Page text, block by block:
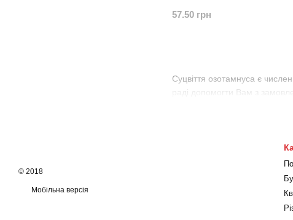
Суцвіття озотамнуса є
раді допомогти Вам з
57.50 грн
© 2018
Мобільна версія